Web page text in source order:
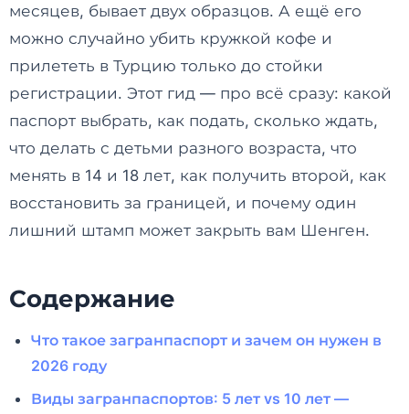
месяцев, бывает двух образцов. А ещё его
можно случайно убить кружкой кофе и
прилететь в Турцию только до стойки
регистрации. Этот гид — про всё сразу: какой
паспорт выбрать, как подать, сколько ждать,
что делать с детьми разного возраста, что
менять в 14 и 18 лет, как получить второй, как
восстановить за границей, и почему один
лишний штамп может закрыть вам Шенген.
Содержание
Что такое загранпаспорт и зачем он нужен в
2026 году
Виды загранпаспортов: 5 лет vs 10 лет —